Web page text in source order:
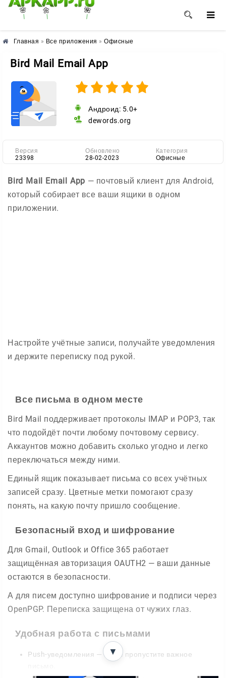
🌸 🌼 🌺
Главная » Все приложения » Офисные
Bird Mail Email App
Андроид: 5.0+
dewords.org
Версия
23398
Обновлено
28-02-2023
Категория
Офисные
Bird Mail Email App — почтовый клиент для Android,
который собирает все ваши ящики в одном
приложении.
Настройте учётные записи, получайте уведомления
и держите переписку под рукой.
Все письма в одном месте
Bird Mail поддерживает протоколы IMAP и POP3, так
что подойдёт почти любому почтовому сервису.
Аккаунтов можно добавить сколько угодно и легко
переключаться между ними.
Единый ящик показывает письма со всех учётных
записей сразу. Цветные метки помогают сразу
понять, на какую почту пришло сообщение.
Безопасный вход и шифрование
Для Gmail, Outlook и Office 365 работает
защищённая авторизация OAUTH2 — ваши данные
остаются в безопасности.
А для писем доступно шифрование и подписи через
OpenPGP. Переписка защищена от чужих глаз.
Удобная работа с письмами
Push-уведомления — вы не пропустите важное
▼